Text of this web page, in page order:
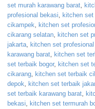
set murah karawang barat,
profesional bekasi, kitchen set
cikampek, kitchen set
cikarang selatan, kitchen set
jakarta, kitchen set
karawang barat, kitchen set
set terbaik bogor, kitchen set
cikarang, kitchen set terbaik
depok, kitchen set terbaik
set terbaik karawang barat,
bekasi, kitchen set termurah